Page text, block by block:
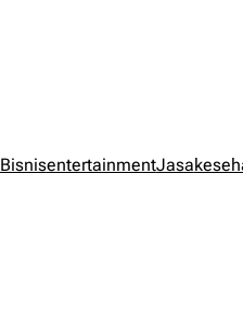
BisnisentertainmentJasa